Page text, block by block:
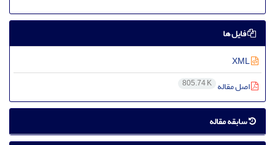
فایل ها
اصل مقاله 805.74 K
سابقه مقاله